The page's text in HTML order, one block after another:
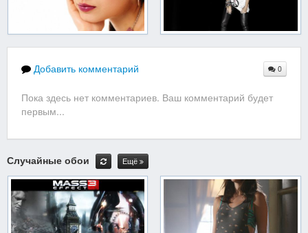
Добавить комментарий 0
Пока здесь нет комментариев. Ваш комментарий будет
первым...
Случайные обои Ещё